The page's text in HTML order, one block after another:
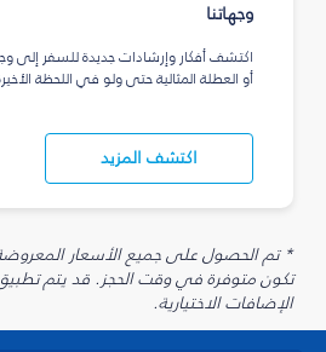
وجهاتنا
اكتشف أفكار وإرشادات جديدة للسفر إلى
أو العطلة المثالية حتى ولو في اللحظة
اكتشف المزيد
تكون متوفرة في وقت الحجز. قد يتم
الإضافات الاختيارية.